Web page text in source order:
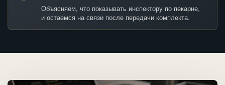
Объясняем, что показывать инспектору по пекарне,
и остаемся на связи после передачи комплекта.